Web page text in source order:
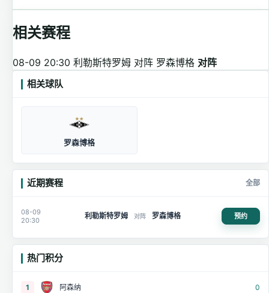
相关赛程
08-09 20:30 利勒斯特罗姆 对阵 罗森博格 对阵
相关球队
罗森博格
近期赛程 全部
08-09
20:30
利勒斯特罗姆 对阵 罗森博格 预约
热门积分
1 阿森纳 0